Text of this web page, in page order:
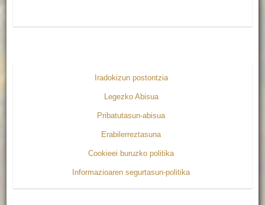
Iradokizun postontzia
Legezko Abisua
Pribatutasun-abisua
Erabilerreztasuna
Cookieei buruzko politika
Informazioaren segurtasun-politika